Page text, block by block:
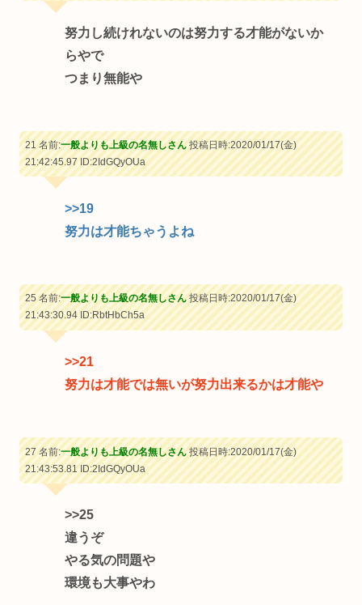
努力し続けれないのは努力する才能がないか
らやで
つまり無能や
21 名前:一般よりも上級の名無しさん投稿日時:2020/01/17(金)
21:42:45.97ID:2IdGQyOUa
>>19
努力は才能ちゃうよね
25 名前:一般よりも上級の名無しさん投稿日時:2020/01/17(金)
21:43:30.94ID:RbtHbCh5a
>>21
努力は才能では無いが努力出来るかは才能や
27 名前:一般よりも上級の名無しさん投稿日時:2020/01/17(金)
21:43:53.81ID:2IdGQyOUa
>>25
違うぞ
やる気の問題や
環境も大事やわ